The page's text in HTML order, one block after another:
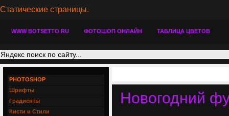
Статические страницы.
WWW BOTSETTO RU ФОТОШОП ОНЛАЙН ТАБЛИЦА ЦВЕТОВ
Новогодний
PHOTOSHOP
Шрифты
Градиенты
Кисти и Стили